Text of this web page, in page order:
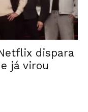
dispara
já virou